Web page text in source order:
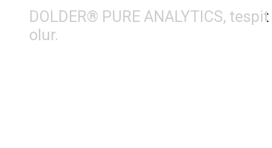
DOLDER® PURE ANALYTICS,
olur.